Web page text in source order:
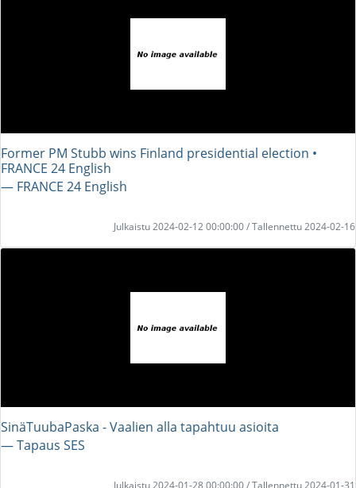
Former PM Stubb wins Finland presidential election •
FRANCE 24 English
― FRANCE 24 English
Julkaistu 2024-02-12 00:00:00 / Tallennettu 2024-02-16
SinäTuubaPaska - Vaalien alla tapahtuu asioita
― Tapaus SES
Julkaistu 2024-01-28 00:00:00 / Tallennettu 2024-01-31